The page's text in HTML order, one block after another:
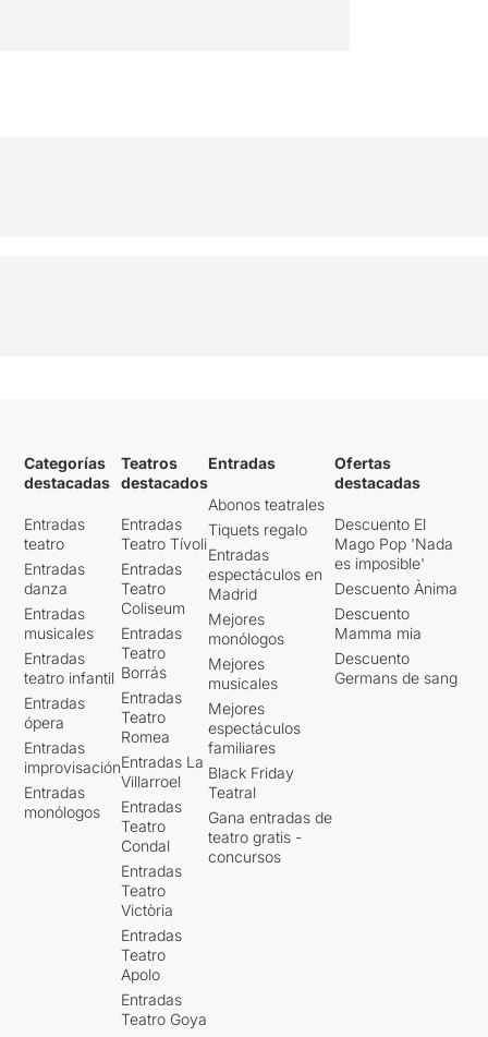
Categorías
destacadas
Entradas
teatro
Entradas
danza
Entradas
musicales
Entradas
teatro infantil
Entradas
ópera
Entradas
improvisación
Entradas
monólogos
Teatros
destacados
Entradas
Teatro Tívoli
Entradas
Teatro
Coliseum
Entradas
Teatro
Borrás
Entradas
Teatro
Romea
Entradas La
Villarroel
Entradas
Teatro
Condal
Entradas
Teatro
Victòria
Entradas
Teatro
Apolo
Entradas
Teatro Goya
Entradas
Abonos teatrales
Tiquets regalo
Entradas
espectáculos en
Madrid
Mejores
monólogos
Mejores
musicales
Mejores
espectáculos
familiares
Black Friday
Teatral
Gana entradas de
teatro gratis -
concursos
Ofertas
destacadas
Descuento El
Mago Pop 'Nada
es imposible'
Descuento Ànima
Descuento
Mamma mia
Descuento
Germans de sang